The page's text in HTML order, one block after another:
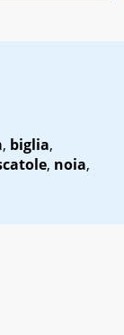
, biglia,
, noia,